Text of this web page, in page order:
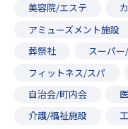
美容院/エステ
アミューズメント施設
葬祭社
スーパ
フィットネス/スパ
自治会/町内会
介護/福祉施設